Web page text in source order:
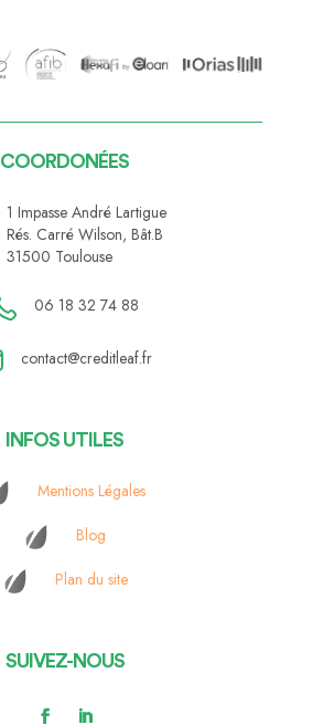
COORDONÉES
1 Impasse André Lartigue
Rés. Carré Wilson, Bât.B
31500 Toulouse
06 18 32 74 88
contact@creditleaf.fr
INFOS UTILES
Mentions Légales
Blog
Plan du site
SUIVEZ-NOUS